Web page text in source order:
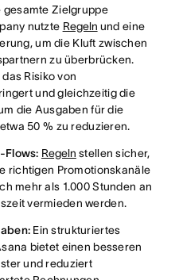
gesamte Zielgruppe
nutzte Regeln und eine
um die Kluft zwischen
zu überbrücken.
Risiko von
und gleichzeitig die
die Ausgaben für die
50 % zu reduzieren.
Flows: Regeln stellen sicher,
richtigen Promotionskanäle
mehr als 1.000 Stunden an
vermieden werden.
Ein strukturiertes
bietet einen besseren
und reduziert